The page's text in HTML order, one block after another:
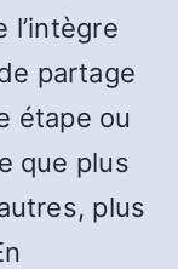
l’intègre
partage
étape ou
que plus
plus